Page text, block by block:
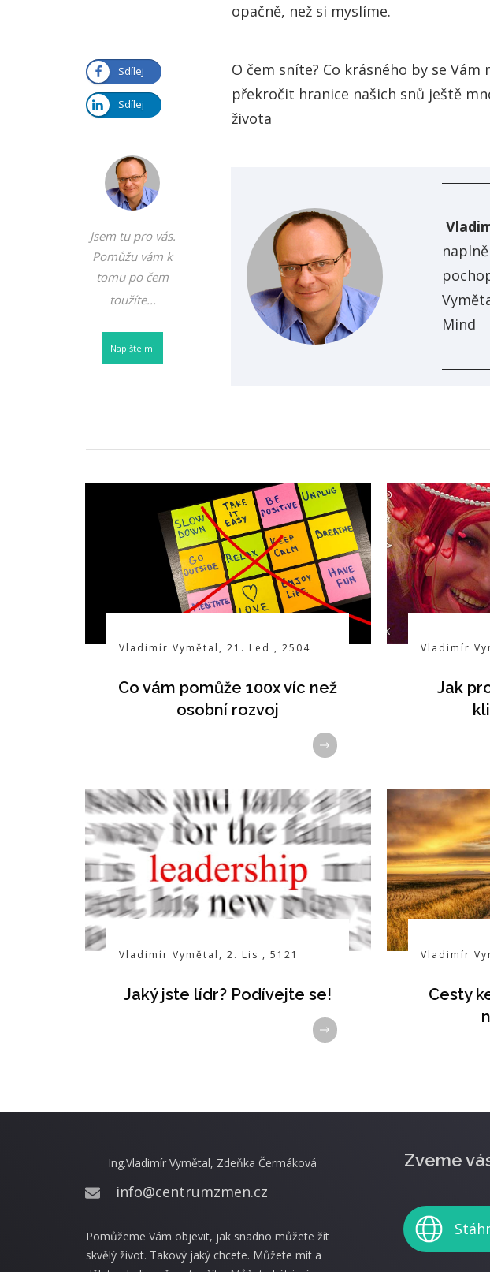
Sdílej
Sdílej
Jsem tu pro vás.
Pomůžu vám k
tomu po čem
toužíte...
Napište mi
opačně, než si myslíme.
O čem sníte? Co krásného by se
překročit hranice našich snů ještě
života
Mind
Vladimír Vymětal ,21. Led ,2504
Co vám pomůže 100x víc než
osobní rozvoj
Vladimír
Jak
Vladimír Vymětal ,2. Lis ,5121
Jaký jste lídr? Podívejte se!
Vladimír
Cesty
Ing.Vladimír Vymětal, Zdeňka Čermáková
info@centrumzmen.cz
Pomůžeme Vám objevit, jak snadno můžete žít
skvělý život. Takový jaký chcete. Můžete mít a
Zveme